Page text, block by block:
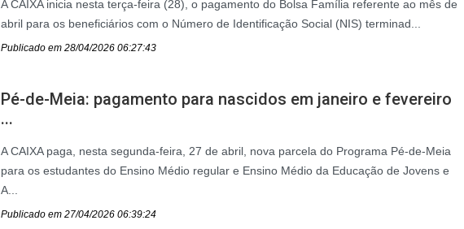
A CAIXA inicia nesta terça-feira (28), o pagamento do Bolsa Família referente ao mês de
abril para os beneficiários com o Número de Identificação Social (NIS) terminad...
Publicado em 28/04/2026 06:27:43
Pé-de-Meia: pagamento para nascidos em janeiro e fevereiro
...
A CAIXA paga, nesta segunda-feira, 27 de abril, nova parcela do Programa Pé-de-Meia
para os estudantes do Ensino Médio regular e Ensino Médio da Educação de Jovens e
A...
Publicado em 27/04/2026 06:39:24